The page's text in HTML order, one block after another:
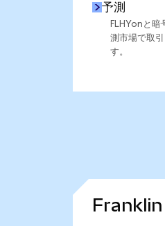
予測
FLHYonと暗
測市場で取引
す。
Franklin